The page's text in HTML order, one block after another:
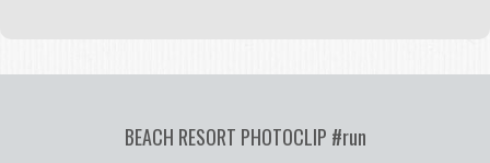
BEACH RESORT PHOTOCLIP #run